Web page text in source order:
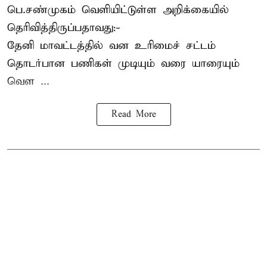
பெ.சண்முகம் வெளியிட்டுள்ள அறிக்கையில்
தெரிவித்திருப்பதாவது:-
தேனி மாவட்டத்தில் வன உரிமைச் சட்டம்
தொடர்பான பணிகள் முடியும் வரை யாரையும்
வெள ...
Read More